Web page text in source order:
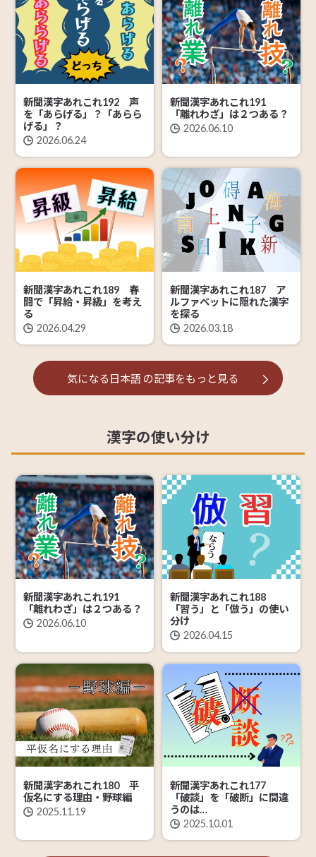
新聞漢字あれこれ192 声
を「あらげる」？「あらら
げる」？
2026.06.24
新聞漢字あれこれ191
「離れわざ」は２つある？
2026.06.10
新聞漢字あれこれ189 春
闘で「昇給・昇級」を考え
る
2026.04.29
新聞漢字あれこれ187 ア
ルファベットに隠れた漢字
を探る
2026.03.18
気になる日本語 の記事をもっと見る
漢字の使い分け
新聞漢字あれこれ191
「離れわざ」は２つある？
2026.06.10
新聞漢字あれこれ188
「習う」と「倣う」の使い
分け
2026.04.15
新聞漢字あれこれ180 平
仮名にする理由・野球編
2025.11.19
新聞漢字あれこれ177
「破談」を「破断」に間違
うのは…
2025.10.01